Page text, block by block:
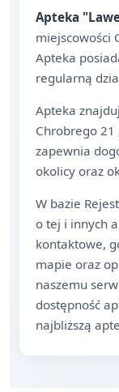
Apteka
miejscowości
Apteka
regularną
Apteka
Chrobrego 21
zapewnia
okolicy oraz
W bazie
o tej i innych
kontaktowe,
mapie oraz
naszemu
dostępność
najbliższą